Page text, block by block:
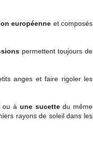
européenne et composés
permettent toujours de
anges et faire rigoler les
ou à une sucettedu même
rayons de soleil dans les